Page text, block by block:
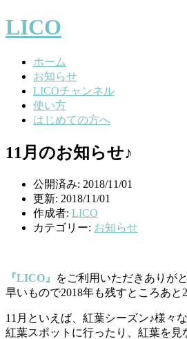
LICO
ホーム
お知らせ
LICOチャンネル
使い方
はじめての方へ
11月のお知らせ♪
公開済み: 2018/11/01
更新: 2018/11/01
作成者: LICO
カテゴリー: お知らせ
『LICO』
をご利用いただきありが
早いもので2018年も残すところあと
11月といえば、紅葉シーズン♪様々
紅葉スポットに行ったり、紅葉を